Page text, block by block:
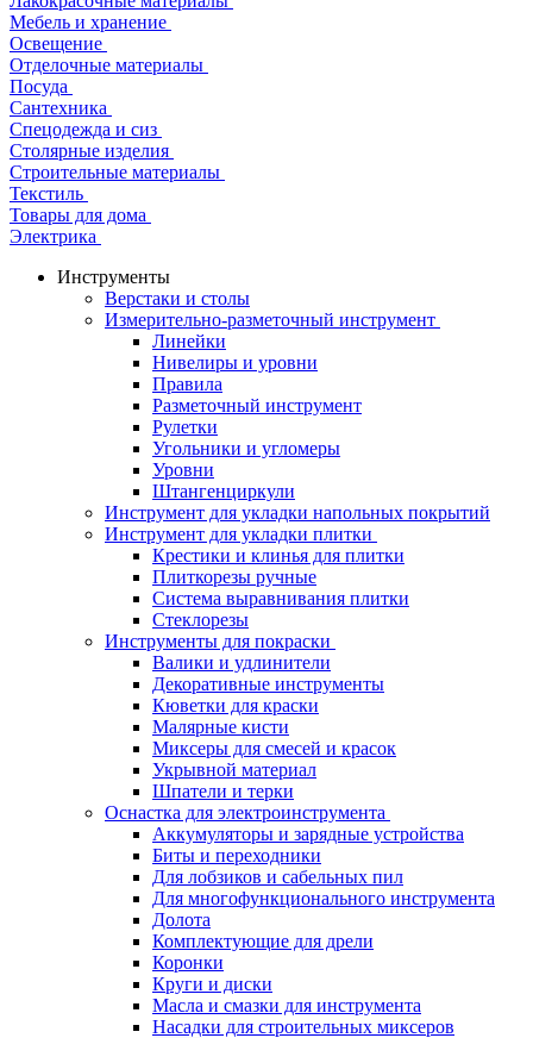
Мебель и хранение
Освещение
Отделочные материалы
Посуда
Сантехника
Спецодежда и сиз
Столярные изделия
Строительные материалы
Текстиль
Товары для дома
Электрика
Инструменты
Верстаки и столы
Измерительно-разметочный инструмент
Линейки
Нивелиры и уровни
Правила
Разметочный инструмент
Рулетки
Угольники и угломеры
Уровни
Штангенциркули
Инструмент для укладки напольных покрытий
Инструмент для укладки плитки
Крестики и клинья для плитки
Плиткорезы ручные
Система выравнивания плитки
Стеклорезы
Инструменты для покраски
Валики и удлинители
Декоративные инструменты
Кюветки для краски
Малярные кисти
Миксеры для смесей и красок
Укрывной материал
Шпатели и терки
Оснастка для электроинструмента
Аккумуляторы и зарядные устройства
Биты и переходники
Для лобзиков и сабельных пил
Для многофункционального инструмента
Долота
Комплектующие для дрели
Коронки
Круги и диски
Масла и смазки для инструмента
Насадки для строительных миксеров